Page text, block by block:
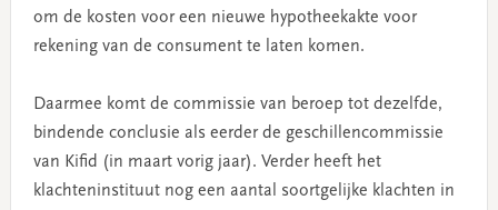
om de kosten voor een nieuwe hypotheekakte voor
rekening van de consument te laten komen.
Daarmee komt de commissie van beroep tot dezelfde,
bindende conclusie als eerder de geschillencommissie
van Kifid (in maart vorig jaar). Verder heeft het
klachteninstituut nog een aantal soortgelijke klachten in